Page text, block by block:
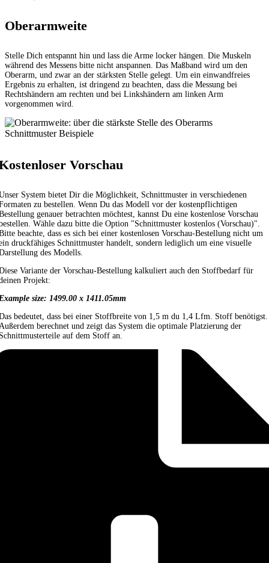
Oberarmweite
Stelle Dich entspannt hin und lass die Arme locker hängen. Die Muskeln
während des Messens bitte nicht anspannen. Das Maßband wird um den
Oberarm, und zwar an der stärksten Stelle gelegt. Um ein einwandfreies
Ergebnis zu erhalten, ist dringend zu beachten, dass die Messung bei
Rechtshändern am rechten und bei Linkshändern am linken Arm
vorgenommen wird.
Schnittmuster Beispiele
Vorschau
System bietet Dir die Möglichkeit, Schnittmuster in verschiedenen
zu bestellen. Wenn Du das Modell vor der kostenpflichtigen
genauer betrachten möchtest, kannst Du eine kostenlose Vorschau
Wähle dazu bitte die Option "Schnittmuster kostenlos (Vorschau)".
beachte, dass es sich bei einer kostenlosen Vorschau-Bestellung nicht um
druckfähiges Schnittmuster handelt, sondern lediglich um eine visuelle
des Modells.
Variante der Vorschau-Bestellung kalkuliert auch den Stoffbedarf für
Projekt:
size: 1499.00 x 1411.05mm
bedeutet, dass bei einer Stoffbreite von 1,5 m du 1,4 Lfm. Stoff benötigst.
berechnet und zeigt das System die optimale Platzierung der
auf dem Stoff an.